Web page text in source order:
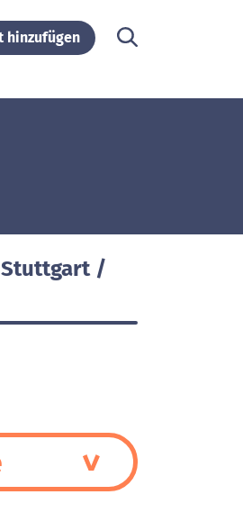
hinzufügen
Stuttgart /